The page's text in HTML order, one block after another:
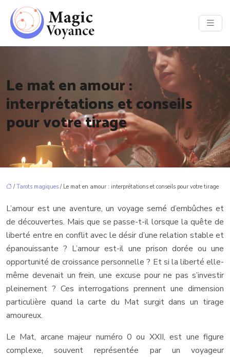
Le mat en amour :
interprétations et conseils
pour votre tirage
/Tarots magiques / Le mat en amour : interprétations et conseils pour votre tirage
L’amour est une aventure, un voyage semé d’embûches et
de découvertes. Mais que se passe-t-il lorsque la quête de
liberté entre en conflit avec le désir d’une relation stable et
épanouissante ? L’amour est-il une prison dorée ou une
opportunité de croissance personnelle ? Et si la liberté elle-
même devenait un frein, une excuse pour ne pas s’investir
pleinement ? Ces interrogations prennent une dimension
particulière quand la carte du Mat surgit dans un tirage
amoureux.
Le Mat, arcane majeur numéro 0 ou XXII, est une figure
complexe, souvent représentée par un voyageur